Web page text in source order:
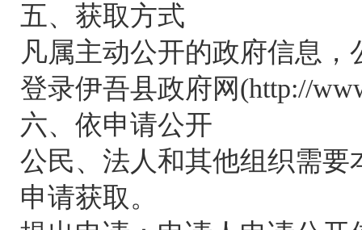
五、获取方式
凡属主动公开的政府信息
登录伊吾县政府网(http://
六、依申请公开
公民、法人和其他组织需
申请获取。